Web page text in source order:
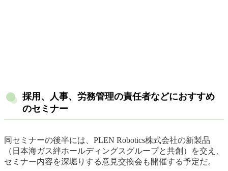
採用、人事、労務管理の責任者などにおすすめ
のセミナー
同セミナーの後半には、PLEN Robotics株式会社の新製品
（日本海ガス絆ホールディングスグループと共創）を交え、
セミナー内容を深堀りする意見交換会も開催する予定だ。